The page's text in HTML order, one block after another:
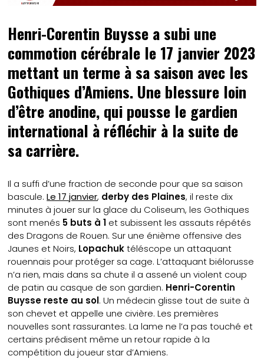
Henri-Corentin Buysse a subi une
commotion cérébrale le 17 janvier 2023
mettant un terme à sa saison avec les
Gothiques d’Amiens. Une blessure loin
d’être anodine, qui pousse le gardien
international à réfléchir à la suite de
sa carrière.
Il a suffi d’une fraction de seconde pour que sa saison
bascule.Le 17 janvier, derby des Plaines, il reste dix
minutes à jouer sur la glace du Coliseum, les Gothiques
sont menés 5 buts à 1 et subissent les assauts répétés
des Dragons de Rouen. Sur une énième offensive des
Jaunes et Noirs, Lopachuktéléscope un attaquant
rouennais pour protéger sa cage. L’attaquant biélorusse
n’a rien, mais dans sa chute il a assené un violent coup
de patin au casque de son gardien. Henri-Corentin
Buysse reste au sol. Un médecin glisse tout de suite à
son chevet et appelle une civière. Les premières
nouvelles sont rassurantes. La lame ne l’a pas touché et
certains prédisent même un retour rapide à la
compétition du joueur star d’Amiens.